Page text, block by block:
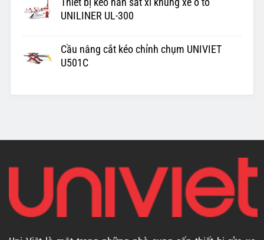
UNILINER UL-300
Cầu nâng cắt kéo chỉnh chụm UNIVIET
U501C